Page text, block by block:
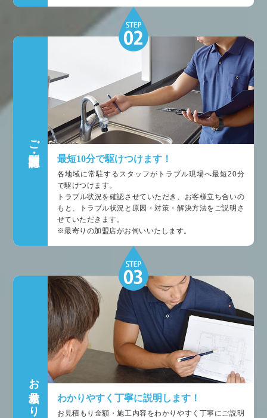
ご訪問・状況確認
最短10分で駆けつけます！
各地域に常駐するスタッフがトラブル現場へ最短20分
で駆けつけます。
トラブル状況を確認させていただき、お客様立ち合いの
もと、トラブル状況と原因・対策・解決方法をご説明さ
せていただきます。
※最寄りの加盟店がお伺いいたします。
お見積もり わかりやすく丁寧に説明します！
お見積もり金額・施工内容をわかりやすく丁寧にご説明